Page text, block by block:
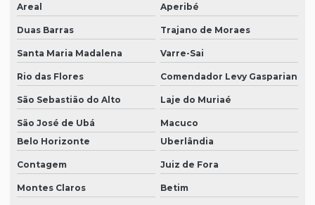
Areal Aperibé
Duas Barras Trajano de Moraes
Santa Maria Madalena Varre-Sai
Rio das Flores Comendador Levy Gasparian
São Sebastião do Alto Laje do Muriaé
São José de Ubá
Macuco
Belo Horizonte
Uberlândia
Contagem Juiz de Fora
Montes Claros Betim